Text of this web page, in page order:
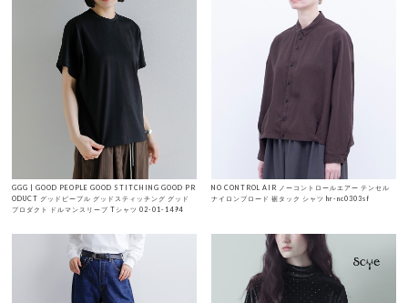
GGG | GOOD PEOPLE GOOD STITCHING GOOD PR
ODUCT グッドピープル グッドスティッチング グッド
プロダクト ドルマンスリーブ Tシャツ 02-01-1494
NO CONTROL AIR ノーコントロールエアー テンセル
ナイロンブロード 裾タック シャツ hr-nc0303sf